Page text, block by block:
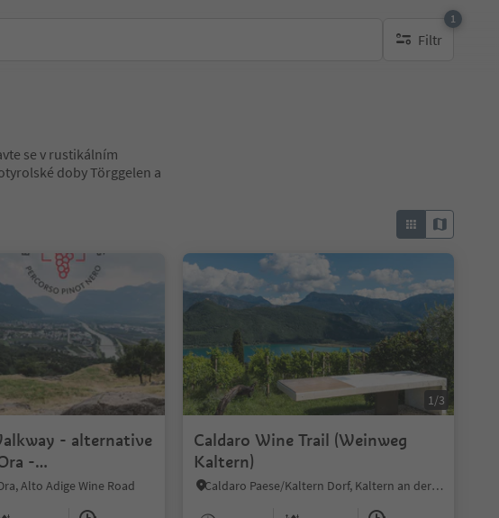
Filtr
1
1 aktywny filtr
se v rustikálním
doby Törggelen a
1/4
- alternative
-
- Auer/Ora
Alto Adige Wine Road
1/3
Caldaro Wine Trail (Weinweg
Kaltern)
Caldaro Paese/Kaltern Dorf, Kaltern an der Weinstraße/Caldaro sulla Strada del Vino, Alto Adige Wine Road